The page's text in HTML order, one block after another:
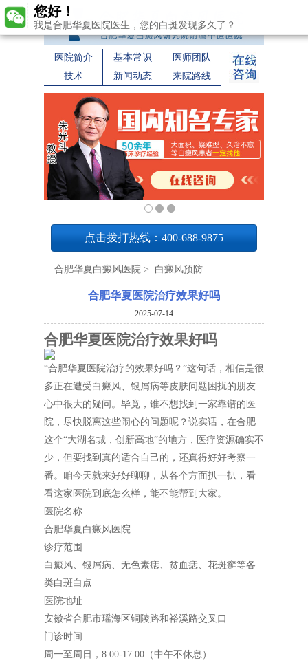
医院简介 基本常识
医师团队
技术
新闻动态 来院路线
点击拨打热线：400-688-9875
合肥华夏白癜风医院 > 白癜风预防
合肥华夏医院治疗效果好吗
2025-07-14
合肥华夏医院治疗效果好吗
“合肥华夏医院治疗的效果好吗？”这句话，相信是很
多正在遭受白癜风、银屑病等皮肤问题困扰的朋友
心中很大的疑问。毕竟，谁不想找到一家靠谱的医
院，尽快脱离这些闹心的问题呢？说实话，在合肥
这个“大湖名城，创新高地”的地方，医疗资源确实不
少，但要找到真的适合自己的，还真得好好考察一
番。咱今天就来好好聊聊，从各个方面扒一扒，看
看这家医院到底怎么样，能不能帮到大家。
医院名称
合肥华夏白癜风医院
诊疗范围
白癜风、银屑病、无色素痣、贫血痣、花斑癣等各
类白斑白点
医院地址
安徽省合肥市瑶海区铜陵路和裕溪路交叉口
门诊时间
周一至周日，8:00-17:00（中午不休息）
您好！
我是合肥华夏医院医生，您的白斑发现多久了？